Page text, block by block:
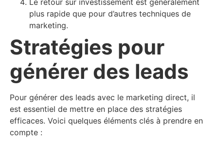
plus rapide que pour d’autres techniques de
marketing.
Stratégies pour
générer des leads
Pour générer des leads avec le marketing direct, il
est essentiel de mettre en place des stratégies
efficaces. Voici quelques éléments clés à prendre en
compte :